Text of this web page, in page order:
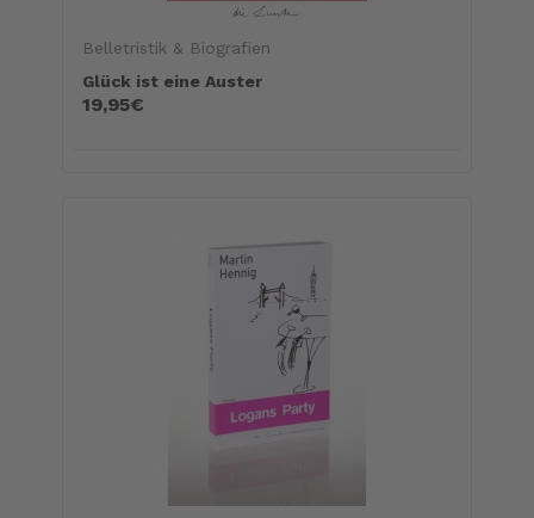
Belletristik & Biografien
Glück ist eine Auster
19,95€